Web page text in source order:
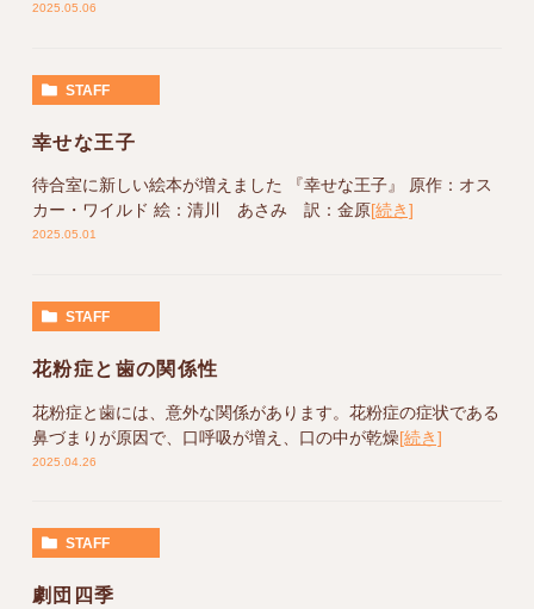
2025.05.06
STAFF
幸せな王子
待合室に新しい絵本が増えました 『幸せな王子』 原作：オス
カー・ワイルド 絵：清川 あさみ 訳：金原[続き]
2025.05.01
STAFF
花粉症と歯の関係性
花粉症と歯には、意外な関係があります。花粉症の症状である
鼻づまりが原因で、口呼吸が増え、口の中が乾燥[続き]
2025.04.26
STAFF
劇団四季